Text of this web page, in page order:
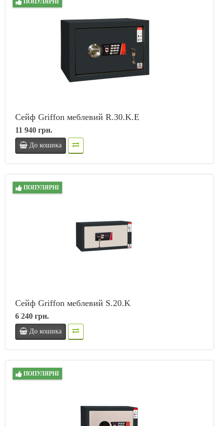
Сейф Griffon меблевий R.30.K.E
11 940 грн.
До кошика
ПОПУЛЯРНІ
Сейф Griffon меблевий S.20.K
6 240 грн.
До кошика
ПОПУЛЯРНІ